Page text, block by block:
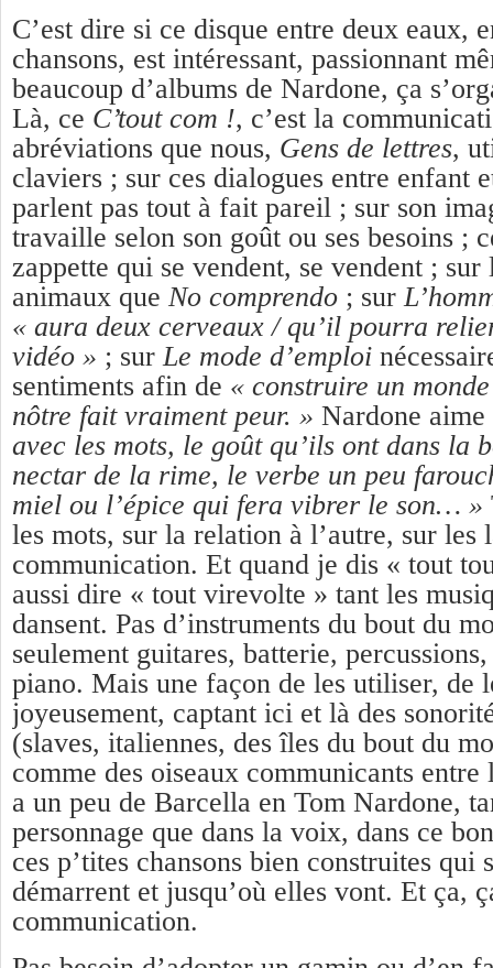
C’est dire si ce disque entre deux eaux,
chansons, est intéressant, passionnant
beaucoup d’albums de Nardone, ça
Là, ce C’tout com !, c’est la
abréviations que nous, Gens de lettres,
claviers ; sur ces dialogues entre enfant
parlent pas tout à fait pareil ; sur son
travaille selon son goût ou ses besoins ;
zappette qui se vendent, se vendent ; sur
animaux que No comprendo ; sur
« aura deux cerveaux / qu’il pourra
vidéo » ; sur Le mode d’emploi
sentiments afin de « construire un
nôtre fait vraiment peur. » Nardone
avec les mots, le goût qu’ils ont dans la
nectar de la rime, le verbe un peu
miel ou l’épice qui fera vibrer le son… »
les mots, sur la relation à l’autre, sur les
communication. Et quand je dis « tout
aussi dire « tout virevolte » tant les
dansent. Pas d’instruments du bout du
seulement guitares, batterie,
piano. Mais une façon de les utiliser, de
joyeusement, captant ici et là des
(slaves, italiennes, des îles du bout du
comme des oiseaux communicants
a un peu de Barcella en Tom Nardone,
personnage que dans la voix, dans ce
ces p’tites chansons bien construites qui
démarrent et jusqu’où elles vont. Et ça,
communication.